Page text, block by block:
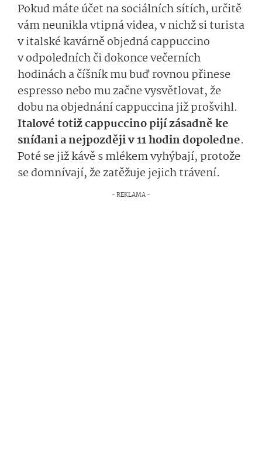
Pokud máte účet na sociálních sítích, určitě
vám neunikla vtipná videa, v nichž si turista
v italské kavárně objedná cappuccino
v odpoledních či dokonce večerních
hodinách a číšník mu buď rovnou přinese
espresso nebo mu začne vysvětlovat, že
dobu na objednání cappuccina již prošvihl.
Italové totiž cappuccino pijí zásadně ke
snídani a nejpozději v 11 hodin dopoledne.
Poté se již kávě s mlékem vyhýbají, protože
se domnívají, že zatěžuje jejich trávení.